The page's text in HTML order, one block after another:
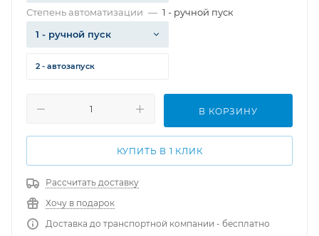
Степень автоматизации — 1 - ручной пуск
1 - ручной пуск
2 - автозапуск
В КОРЗИНУ
КУПИТЬ В 1 КЛИК
Рассчитать доставку
Хочу в подарок
Доставка до транспортной компании - бесплатно